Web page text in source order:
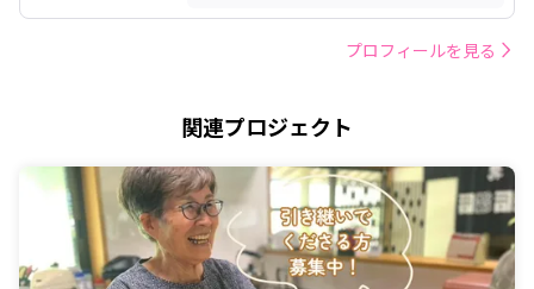
プロフィールを見る
関連プロジェクト